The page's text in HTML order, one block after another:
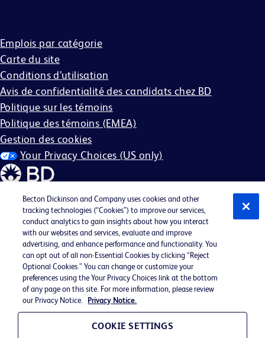
Emplois par catégorie
Carte du site
Conditions d’utilisation
Avis de confidentialité des candidats chez BD
Politique sur les témoins
Politique des témoins (EMEA)
Gestion des cookies
Your Privacy Choices (US only)
©2026 BD. Tous droits réservés. BD et le logo BD sont des
marques commerciales de Becton, Dickinson and
Company. Toutes les autres marques commerciales sont la
propriété de leurs détenteurs respectifs.
Peut ne pas s'appliquer dans votre région
BD EEO Statement
Becton Dickinson and Company uses cookies and other
tracking technologies (“Cookies”) to improve our services,
conduct analytics to gain insights about how you interact
with our websites and services, evaluate and improve
advertising, and enhance performance and functionality. You
can opt out of all non-Essential Cookies by clicking “Reject
Optional Cookies.” You can change or customize your
preferences using the Your Privacy Choices link at the bottom
of any page on this site. For more information, please review
our Privacy Notice.
Privacy Notice.
COOKIE SETTINGS